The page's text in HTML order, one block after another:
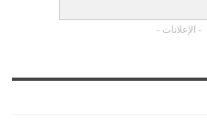
- الإعلانات -